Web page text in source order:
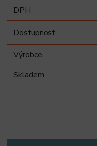
DPH
Dostupnost
Výrobce
Skladem